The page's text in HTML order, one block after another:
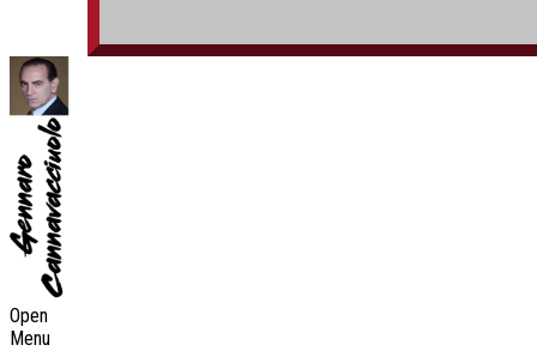
Open
Menu